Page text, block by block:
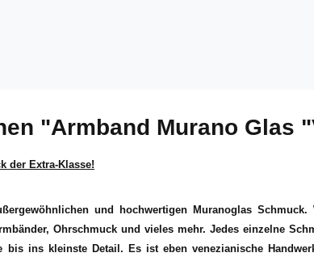
"Armband Murano Glas
der Extra-Klasse!
und hochwertigen Muranoglas
Ohrschmuck und vieles mehr. Jedes einzelne
ins kleinste Detail. Es ist eben venezianische